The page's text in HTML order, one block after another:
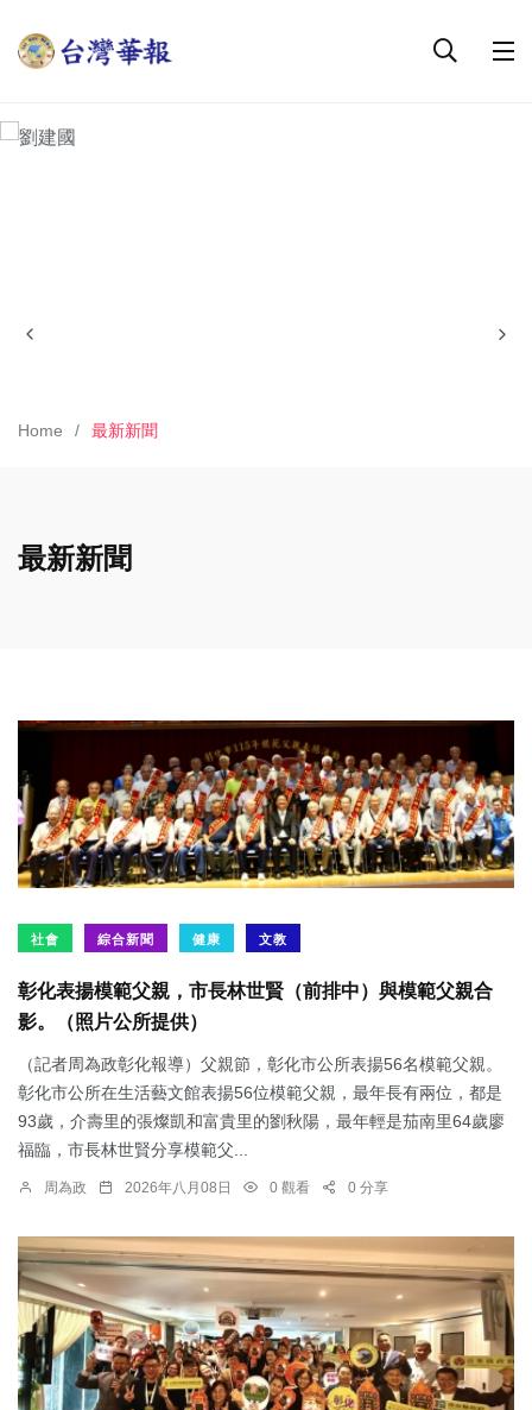
Home 最新新聞
最新新聞
社會 綜合新聞 健康 文教
彰化表揚模範父親，市長林世賢（前排中）與模範父親合
影。（照片公所提供）
（記者周為政彰化報導）父親節，彰化市公所表揚56名模範父親。
彰化市公所在生活藝文館表揚56位模範父親，最年長有兩位，都是
93歲，介壽里的張燦凱和富貴里的劉秋陽，最年輕是茄南里64歲廖
福臨，市長林世賢分享模範父...
周為政 2026年八月08日 0 觀看 0 分享